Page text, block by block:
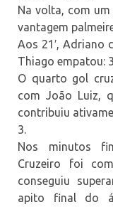
Na volta, com
vantagem
Aos 21′, Adriano
Thiago empatou: 3
O quarto gol
com João Luiz,
contribuiu
3.
Nos minutos
Cruzeiro foi
conseguiu
apito final do